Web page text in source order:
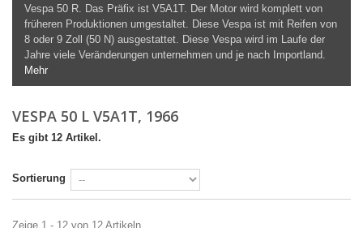
Vespa 50 R. Das Präfix ist V5A1T. Der Motor wird komplett von
früheren Produktionen umgestaltet. Diese Vespa ist mit Reifen von
8 oder 9 Zoll (50 N) ausgestattet. Diese Vespa wird im Laufe der
Jahre viele Veränderungen unternehmen und je nach Importland.
Mehr
VESPA 50 L V5A1T, 1966
Es gibt 12 Artikel.
Sortierung
Zeige 1 - 12 von 12 Artikeln